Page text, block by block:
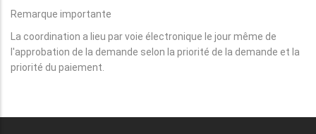
Remarque importante
La coordination a lieu par voie électronique le jour même de
l'approbation de la demande selon la priorité de la demande et la
priorité du paiement.